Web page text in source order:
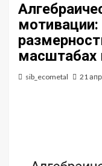
масштабах
sib_ecometal 21